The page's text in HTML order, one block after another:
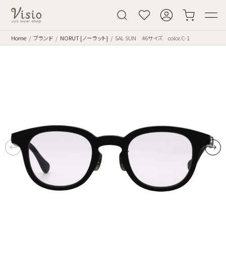
Home ブランド NORUT [ノーラット] SAL SUN 46サイズ color.C-1